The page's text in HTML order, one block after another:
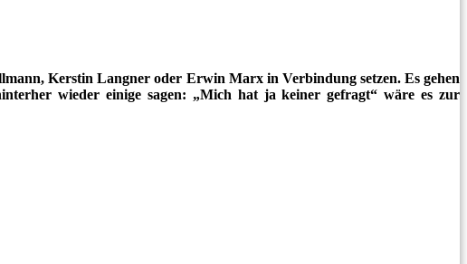
Kerstin Langner oder Erwin Marx in Verbindung setzen. Es gehen
wieder einige sagen: „Mich hat ja keiner gefragt“ wäre es zur